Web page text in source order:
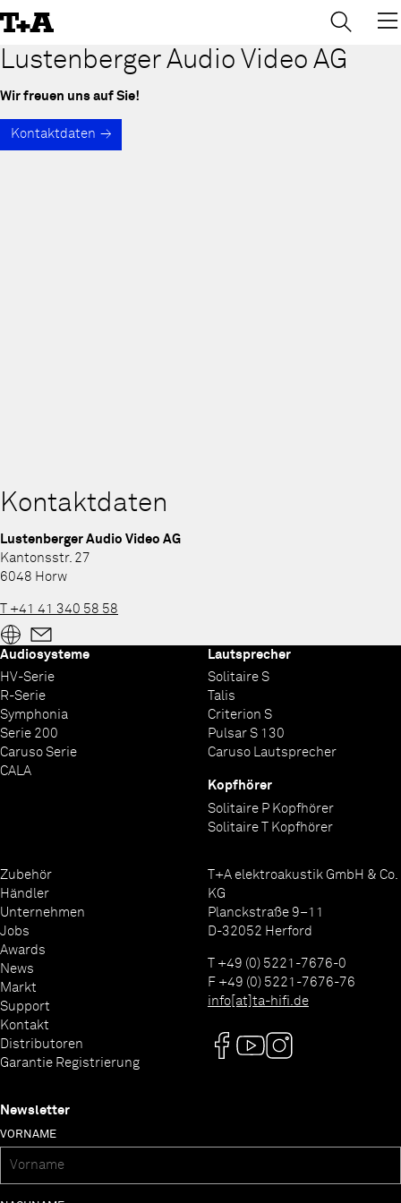
to
Content
Lustenberger Audio Video AG
Wir freuen uns auf Sie!
Kontaktdaten
Kontaktdaten
Lustenberger Audio Video AG
Kantonsstr. 27
6048 Horw
T +41 41 340 58 58
Audiosysteme
HV-Serie
R-Serie
Symphonia
Serie 200
Caruso Serie
CALA
Lautsprecher
Solitaire S
Talis
Criterion S
Pulsar S 130
Caruso Lautsprecher
Kopfhörer
Solitaire P Kopfhörer
Solitaire T Kopfhörer
Zubehör
Händler
Unternehmen
Jobs
Awards
News
Markt
Support
Kontakt
Distributoren
Garantie Registrierung
T+A elektroakustik GmbH & Co.
KG
Planckstraße 9–11
D-32052 Herford
T +49 (0) 5221-7676-0
F +49 (0) 5221-7676-76
info[at]ta-hifi.de
Newsletter
VORNAME
→ ×